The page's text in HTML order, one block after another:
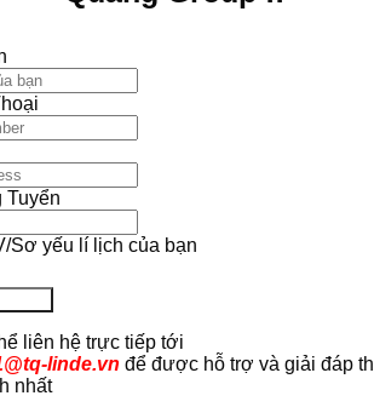
Tuyển
Sơ yếu lí lịch của bạn
liên hệ trực tiếp tới
linde.vn để được hỗ trợ và giải đáp
nhất